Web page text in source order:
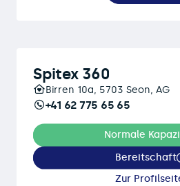
Spitex 360
Birren 10a, 5703 Seon, AG
+41 62 775 65 65
Normale
Bereitschaft
Zur